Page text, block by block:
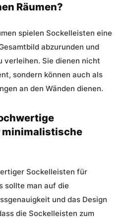
Räumen?
spielen Sockelleisten eine
abzurunden und
verleihen. Sie dienen nicht
sondern können auch als
an den Wänden dienen.
minimalistische
Sockelleisten für
sollte man auf die
und das Design
die Sockelleisten zum